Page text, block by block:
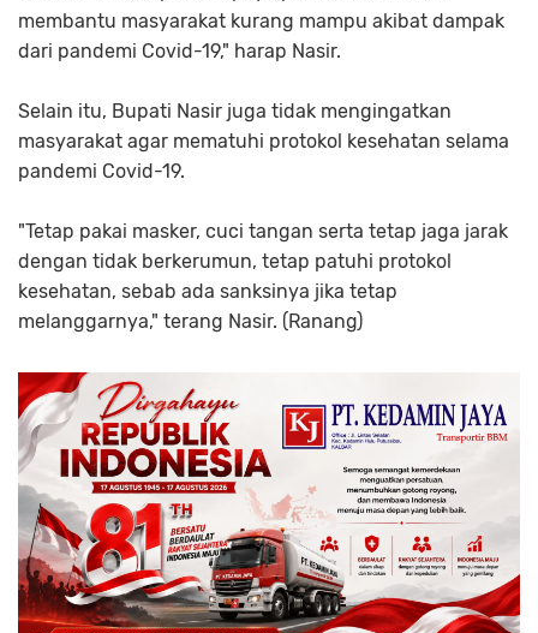
membantu masyarakat kurang mampu akibat dampak
dari pandemi Covid-19," harap Nasir.
Selain itu, Bupati Nasir juga tidak mengingatkan
masyarakat agar mematuhi protokol kesehatan selama
pandemi Covid-19.
"Tetap pakai masker, cuci tangan serta tetap jaga jarak
dengan tidak berkerumun, tetap patuhi protokol
kesehatan, sebab ada sanksinya jika tetap
melanggarnya," terang Nasir. (Ranang)